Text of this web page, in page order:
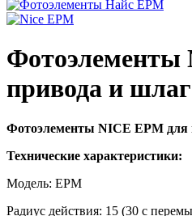
Фотоэлементы
привода и
Фотоэлементы NICE EPM для
Технические характеристики:
Модель: EPM
Радиус действия: 15 (30 с